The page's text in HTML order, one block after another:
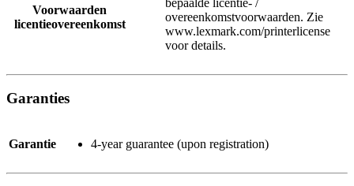
Voorwaarden
licentieovereenkomst
overeenkomstvoorwaarden. Zie
www.lexmark.com/printerlicense
voor details.
Garanties
Garantie 4-year guarantee (upon registration)